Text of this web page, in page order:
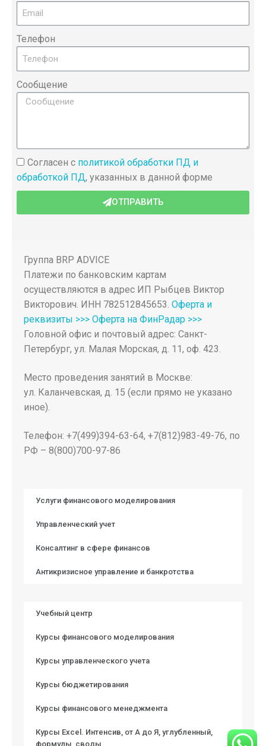
Телефон
Сообщение
Согласен с политикой обработки ПД и
обработкой ПД, указанных в данной форме
ОТПРАВИТЬ
Группа BRP ADVICE
Платежи по банковским картам
осуществляются в адрес ИП Рыбцев Виктор
Викторович. ИНН 782512845653. Оферта и
реквизиты >>> Оферта на ФинРадар >>>
Головной офис и почтовый адрес: Санкт-
Петербург, ул. Малая Морская, д. 11, оф. 423.
Место проведения занятий в Москве:
ул. Каланчевская, д. 15 (если прямо не указано
иное).
Телефон: +7(499)394-63-64, +7(812)983-49-76, по
РФ – 8(800)700-97-86
Услуги финансового моделирования
Управленческий учет
Консалтинг в сфере финансов
Антикризисное управление и банкротства
Учебный центр
Курсы финансового моделирования
Курсы управленческого учета
Курсы бюджетирования
Курсы финансового менеджмента
Курсы Excel. Интенсив, от А до Я, углубленный,
формулы, своды